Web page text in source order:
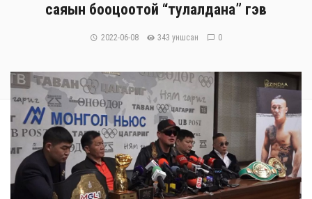
саяын бооцоотой “тулалдана” гэв
2022-06-08 343 уншсан 0